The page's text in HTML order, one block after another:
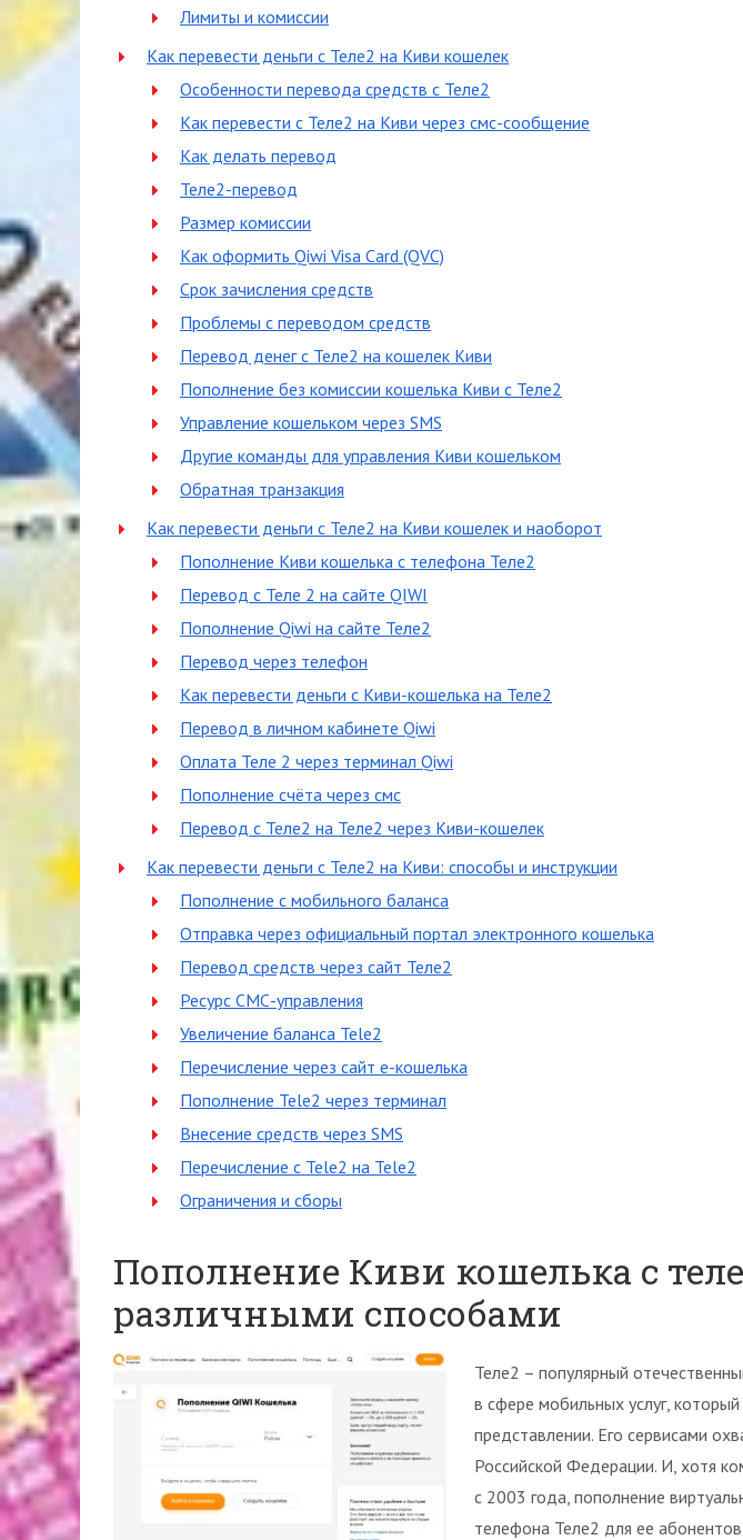
Лимиты и комиссии
Как перевести деньги с Теле2 на Киви кошелек
Особенности перевода средств с Теле2
Как перевести с Теле2 на Киви через смс-сообщение
Как делать перевод
Теле2-перевод
Размер комиссии
Как оформить Qiwi Visa Card (QVC)
Срок зачисления средств
Проблемы с переводом средств
Перевод денег с Теле2 на кошелек Киви
Пополнение без комиссии кошелька Киви с Теле2
Управление кошельком через SMS
Другие команды для управления Киви кошельком
Обратная транзакция
Как перевести деньги с Теле2 на Киви кошелек и наоборот
Пополнение Киви кошелька с телефона Теле2
Перевод с Теле 2 на сайте QIWI
Пополнение Qiwi на сайте Теле2
Перевод через телефон
Как перевести деньги с Киви-кошелька на Теле2
Перевод в личном кабинете Qiwi
Оплата Теле 2 через терминал Qiwi
Пополнение счёта через смс
Перевод с Теле2 на Теле2 через Киви-кошелек
Как перевести деньги с Теле2 на Киви: способы и инструкции
Пополнение с мобильного баланса
Отправка через официальный портал электронного кошелька
Перевод средств через сайт Теле2
Ресурс СМС-управления
Увеличение баланса Tele2
Перечисление через сайт e-кошелька
Пополнение Tele2 через терминал
Внесение средств через SMS
Перечисление с Tele2 на Tele2
Ограничения и сборы
Пополнение Киви кошелька с
различными способами
Теле2 – популярный
в сфере мобильных услуг,
представлении. Его сервисами
Российской Федерации. И, хотя
с 2003 года, пополнение
телефона Теле2 для ее